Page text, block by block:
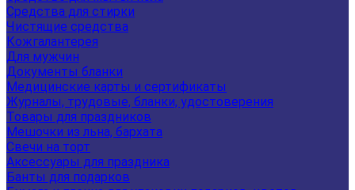
Средства для стирки
Чистящие средства
Кожгалантерея
Для мужчин
Документы бланки
Медицинские карты и сертификаты
Журналы, трудовые, бланки, удостоверения
Товары для праздников
Мешочки из льна, бархата
Свечи на торт
Аксессуары для праздника
Банты для подарков